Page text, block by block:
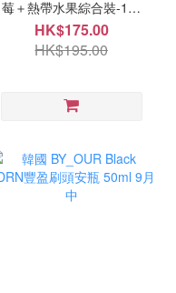
莓＋熱帶水果綜合裝-1盒
42小包 9月尾
HK$175.00
HK$195.00